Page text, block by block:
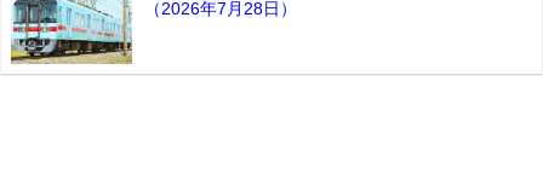
（2026年7月28日）